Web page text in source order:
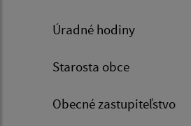
Úradné hodiny
Starosta obce
Obecné zastupiteľstvo